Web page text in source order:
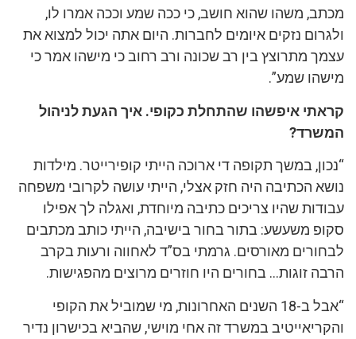
מכתב, משהו שהוא חושב, כי ככה שמע וככה אמרו לו,
ולגרום נזקים איומים לחברות. היום אתה יכול למצוא את
עצמך מתרוצץ בין רב שכונה ורב רחוב כי מישהו אמר כי
מישהו שמע”.
קראתי איפשהו שהתחלת כקופי. איך הגעת לניהול
המשרד?
“נכון, במשך תקופה די ארוכה הייתי קופירייטר. מילדות
נושא הכתיבה היה חזק אצלי, הייתי עושה לקרובי משפחה
עבודות שהיו צריכים כתיבה מיוחדת, ואגלה לך אפילו
סקופ משעשע: בתור בחור בישיבה, הייתי כותב מכתבים
לבחורים מאורסים. גרמתי בס”ד לאחווה ורעות בקרב
הרבה זוגות… בחורים היו חוזרים מרוצים מהפגישות.
“אבל ב-18 השנים האחרונות, מי שמוביל את הקופי
והקריאייטיב במשרד זה אחי מוישי, שהביא בכישרון נדיר